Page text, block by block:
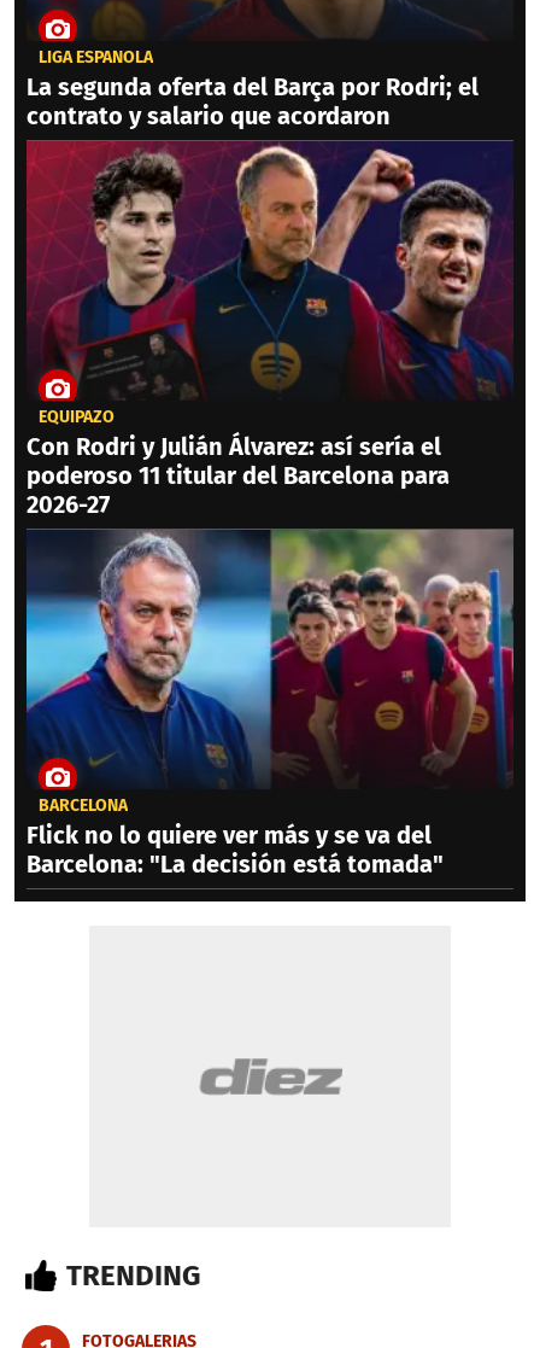
LIGA ESPAÑOLA
La segunda oferta del Barça por Rodri; el
contrato y salario que acordaron
EQUIPAZO
Con Rodri y Julián Álvarez: así sería el
poderoso 11 titular del Barcelona para
2026-27
BARCELONA
Flick no lo quiere ver más y se va del
Barcelona: "La decisión está tomada"
TRENDING
FOTOGALERIAS